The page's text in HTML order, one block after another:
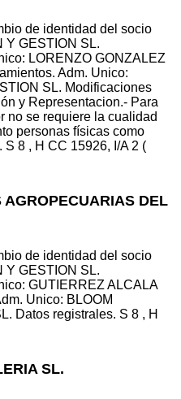
de identidad del socio
Y GESTION SL.
LORENZO GONZALEZ
Adm. Unico:
SL. Modificaciones
y Representacion.- Para
no se requiere la cualidad
personas físicas como
8 , H CC 15926, I/A 2 (
AGROPECUARIAS DEL
de identidad del socio
Y GESTION SL.
GUTIERREZ ALCALA
Unico: BLOOM
Datos registrales. S 8 , H
SL.